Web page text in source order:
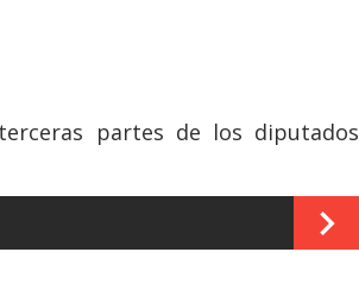
partes de los diputados